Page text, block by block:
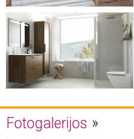
Fotogalerijos